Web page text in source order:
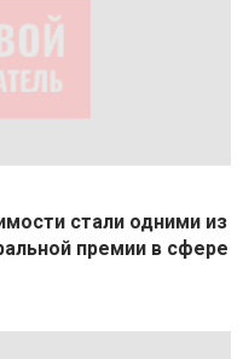
стали одними из
премии в сфере